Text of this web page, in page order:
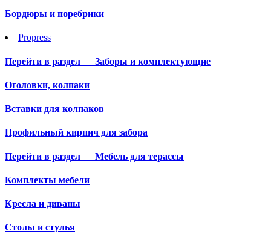
Бордюры и поребрики
Propress
Перейти в раздел Заборы и комплектующие
Оголовки, колпаки
Вставки для колпаков
Профильный кирпич для забора
Перейти в раздел Мебель для терассы
Комплекты мебели
Кресла и диваны
Столы и стулья